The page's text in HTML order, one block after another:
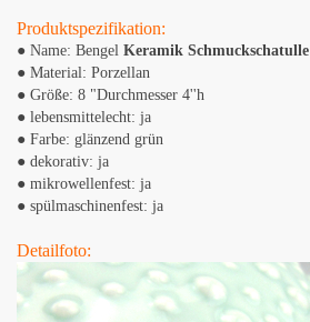
Produktspezifikation:
● Name: Bengel Keramik Schmuckschatulle
● Material: Porzellan
● Größe: 8 "Durchmesser 4''h
● lebensmittelecht: ja
● Farbe: glänzend grün
● dekorativ: ja
● mikrowellenfest: ja
● spülmaschinenfest: ja
Detailfoto: